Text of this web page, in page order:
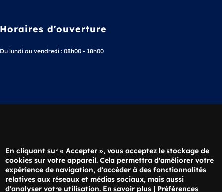
Horaires d'ouverture
Du lundi au vendredi : 08h00 - 18h00
Nous écrire
En cliquant sur « Accepter », vous acceptez le stockage de
cookies sur votre appareil. Cela permettra d'améliorer votre
expérience de navigation, d'accéder à des fonctionnalités
relatives aux réseaux et médias sociaux, mais aussi
d'analyser votre utilisation. En savoir plus | Préférences